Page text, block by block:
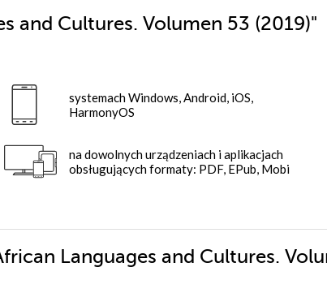
and Cultures. Volumen 53 (2019)"
systemach Windows, Android, iOS,
HarmonyOS
na dowolnych urządzeniach i aplikacjach
obsługujących formaty: PDF, EPub, Mobi
Languages and Cultures.